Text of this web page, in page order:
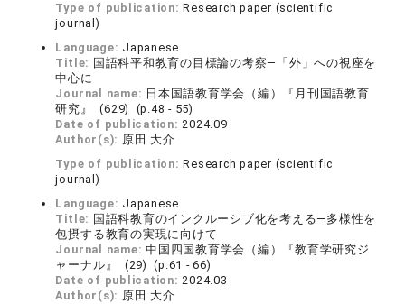
Type of publication:Research paper (scientific
journal)
Language: Japanese
Title: 国語科平和教育の目標論の考察―「外」への視座を
中心に
Journal name: 日本国語教育学会（編）『月刊国語教育
研究』 (629) (p.48 - 55)
Date of publication:2024.09
Author(s): 原田 大介
Type of publication:Research paper (scientific
journal)
Language: Japanese
Title: 国語科教育のインクルーシブ化を考える―多様性を
包摂する教育の実現に向けて
Journal name:中国四国教育学会（編）『教育学研究ジ
ャーナル』 (29) (p.61 - 66)
Date of publication:2024.03
Author(s): 原田 大介